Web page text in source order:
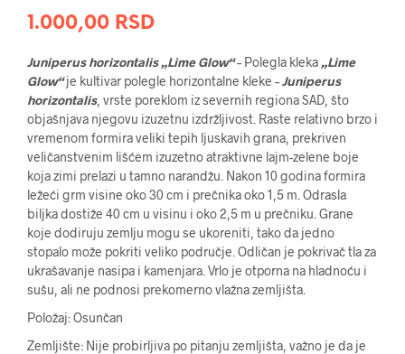
1.000,00 RSD
Juniperus horizontalis „Lime Glow“– Polegla kleka „Lime
Glow“je kultivar polegle horizontalne kleke –Juniperus
horizontalis, vrste poreklom iz severnih regiona SAD, što
objašnjava njegovu izuzetnu izdržljivost. Raste relativno brzo i
vremenom formira veliki tepih ljuskavih grana, prekriven
veličanstvenim lišćem izuzetno atraktivne lajm-zelene boje
kojazimi prelazi u tamno narandžu. Nakon 10 godina formira
ležeći grm visine oko 30 cm i prečnika oko 1,5 m. Odrasla
biljka dostiže 40 cm u visinu i oko 2,5 m u prečniku. Grane
koje dodiruju zemlju mogu se ukoreniti, tako da jedno
stopalo može pokriti veliko područje. Odličan je pokrivač tla za
ukrašavanje nasipa i kamenjara. Vrlo je otporna na hladnoću i
sušu, ali ne podnosi prekomerno vlažna zemljišta.
Položaj: Osunčan
Zemljište: Nije probirljiva po pitanju zemljišta, važno je da je